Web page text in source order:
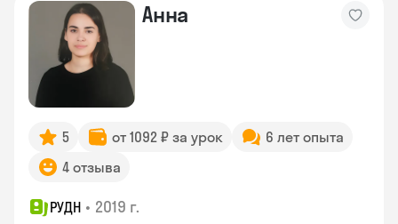
Анна
5 от 1092 ₽ за урок
6 лет опыта
4 отзыва
РУДН • 2019 г.